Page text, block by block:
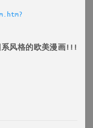
风格的欧美漫画!!!